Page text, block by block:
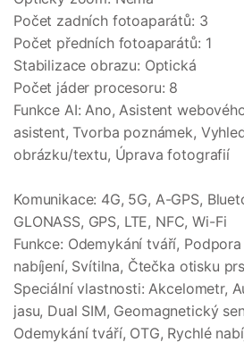
Počet zadních fotoaparátů: 3
Počet předních fotoaparátů: 1
Stabilizace obrazu: Optická
Počet jáder procesoru: 8
Funkce AI: Ano, Asistent
asistent, Tvorba poznámek,
obrázku/textu, Úprava fotografií
Komunikace: 4G, 5G, A-GPS,
GLONASS, GPS, LTE, NFC, Wi-Fi
Funkce: Odemykání tváří,
nabíjení, Svítilna, Čtečka otisku
Speciální vlastnosti: Akcelometr,
jasu, Dual SIM, Geomagnetický
Odemykání tváří, OTG, Rychlé